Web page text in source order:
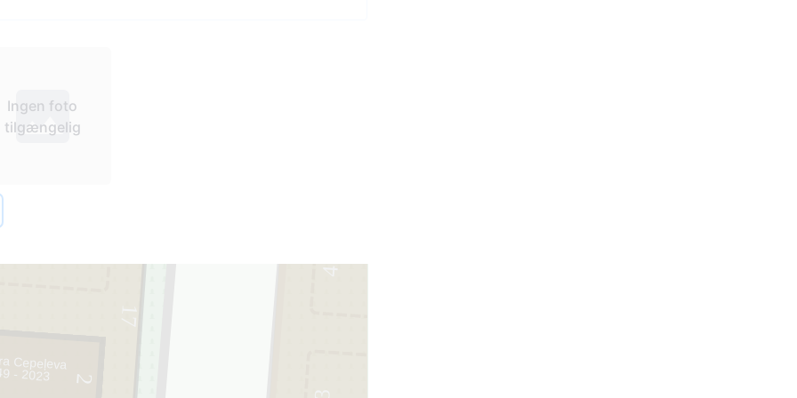
Ingen foto
tilgængelig
17
2
3
4
Leonora Cepeļeva
- 2023